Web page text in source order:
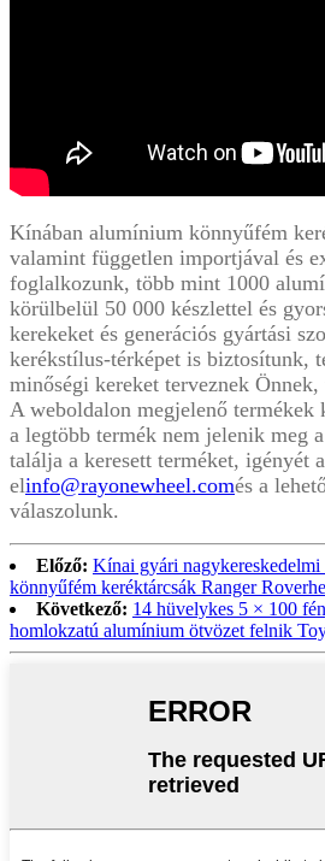
Kínában alumínium könnyűfém
valamint független importjával és
foglalkozunk, több mint 1000
körülbelül 50 000 készlettel és
kerekeket és generációs gyártási
kerékstílus-térképet is biztosítunk,
minőségi kereket terveznek
A weboldalon megjelenő termékek
a legtöbb termék nem jelenik meg
találja a keresett terméket, igényét
elinfo@rayonewheel.comés a
válaszolunk.
Előző: Kínai gyári
könnyűfém keréktárcsák Ranger
Következő: 14 hüvelykes 5 × 100
homlokzatú alumínium ötvözet felnik